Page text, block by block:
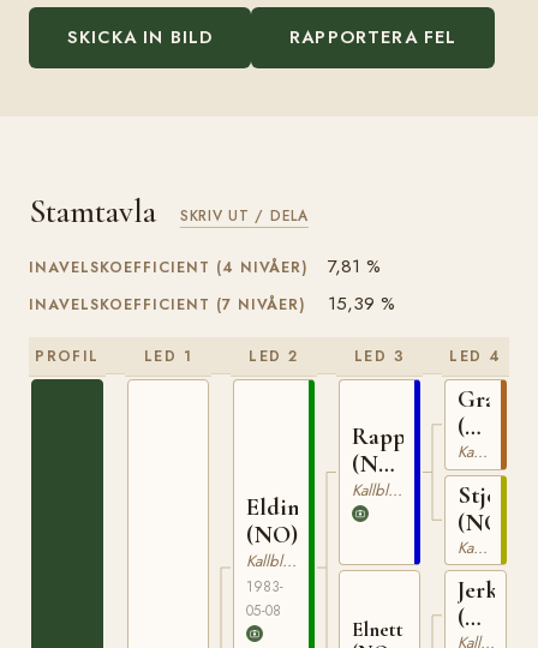
SKICKA IN BILD RAPPORTERA FEL
Stamtavla SKRIV UT / DELA
INAVELSKOEFFICIENT (4 NIVÅER) 7,81 %
INAVELSKOEFFICIENT (7 NIVÅER) 15,39 %
PROFIL LED 1 LED 2
Elding
(NO)
Kallblodig Travare
1983-
05-08
LED 3
Rappfot
(NO)
NT
75
Kallblodig Travare
Elnett
LED 4
(NO)
NT
52
Kallblodig Travare
(NO)
Kallblodig Travare
Jerker
(NO)
Kallblodig Travare